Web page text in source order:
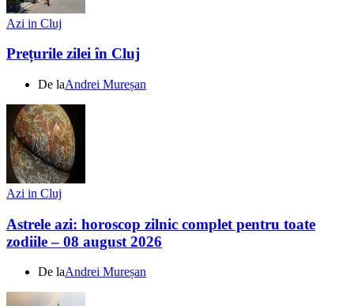
Azi in Cluj
Prețurile zilei în Cluj
De laAndrei Mureșan
Azi in Cluj
Astrele azi: horoscop zilnic complet pentru toate
zodiile – 08 august 2026
De laAndrei Mureșan